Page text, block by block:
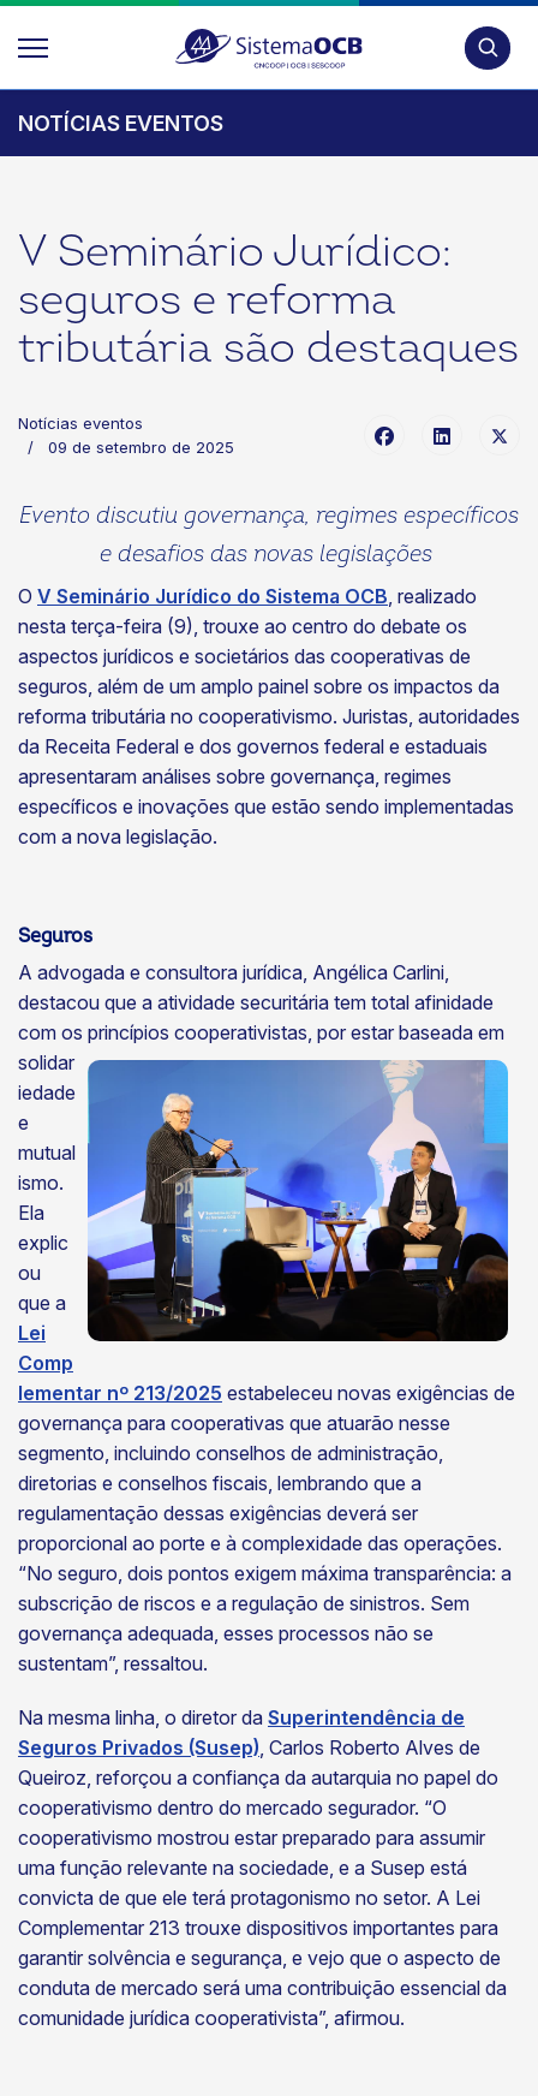
NOTÍCIAS EVENTOS
V Seminário Jurídico:
seguros e reforma
tributária são destaques
Notícias eventos
09 de setembro de 2025
Evento discutiu governança, regimes específicos
e desafios das novas legislações
O V Seminário Jurídico do Sistema OCB, realizado
nesta terça-feira (9), trouxe ao centro do debate os
aspectos jurídicos e societários das cooperativas de
seguros, além de um amplo painel sobre os impactos da
reforma tributária no cooperativismo. Juristas, autoridades
da Receita Federal e dos governos federal e estaduais
apresentaram análises sobre governança, regimes
específicos e inovações que estão sendo implementadas
com a nova legislação.
Seguros
A advogada e consultora jurídica, Angélica Carlini,
destacou que a atividade securitária tem total afinidade
com os princípios cooperativistas, por estar baseada em
solidar
iedade
e
mutual
ismo.
Ela
explic
ou
que a
Lei
Comp
lementar nº 213/2025 estabeleceu novas exigências de
governança para cooperativas que atuarão nesse
segmento, incluindo conselhos de administração,
diretorias e conselhos fiscais, lembrando que a
regulamentação dessas exigências deverá ser
proporcional ao porte e à complexidade das operações.
“No seguro, dois pontos exigem máxima transparência: a
subscrição de riscos e a regulação de sinistros. Sem
governança adequada, esses processos não se
sustentam”, ressaltou.
Na mesma linha, o diretor da Superintendência de
Seguros Privados (Susep) , Carlos Roberto Alves de
Queiroz, reforçou a confiança da autarquia no papel do
cooperativismo dentro do mercado segurador. “O
cooperativismo mostrou estar preparado para assumir
uma função relevante na sociedade, e a Susep está
convicta de que ele terá protagonismo no setor. A Lei
Complementar 213 trouxe dispositivos importantes para
garantir solvência e segurança, e vejo que o aspecto de
conduta de mercado será uma contribuição essencial da
comunidade jurídica cooperativista”, afirmou.